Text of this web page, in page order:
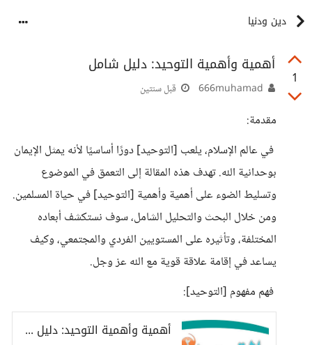
دين ودنيا
1
أهمية وأهمية التوحيد: دليل شامل
قبل سنتين
مقدمة:
في عالم الإسلام، يلعب [التوحيد] دورًا أساسيًا لأنه يمثل الإيمان
بوحدانية الله. تهدف هذه المقالة إلى التعمق في الموضوع
وتسليط الضوء على أهمية وأهمية [التوحيد] في حياة المسلمين.
ومن خلال البحث والتحليل الشامل، سوف نستكشف أبعاده
المختلفة، وتأثيره على المستويين الفردي والمجتمعي، وكيف
يساعد في إقامة علاقة قوية مع الله عز وجل.
فهم مفهوم [التوحيد]:
أهمية وأهمية التوحيد: دليل شامل